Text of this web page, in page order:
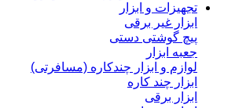
تجهیزات و ابزار
ابزار غیر برقی
پیچ گوشتی دستی
جعبه ابزار
لوازم و ابزار چندکاره (مسافرتی)
ابزار چند کاره
ابزار برقی